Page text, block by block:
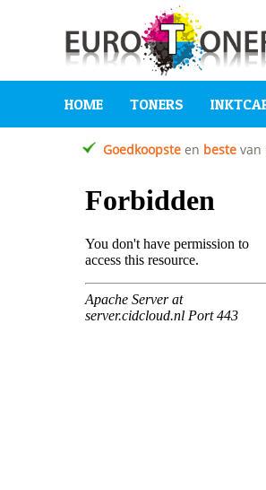
HOME TONERS
Goedkoopste en beste van